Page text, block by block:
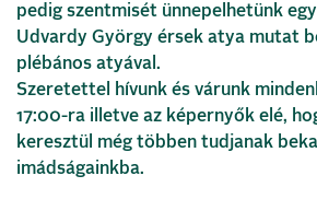
pedig szentmisét ünnepelhetünk
Udvardy György érsek atya mutat
plébános atyával.
Szeretettel hívunk és várunk
17:00-ra illetve az képernyők elé,
keresztül még többen tudjanak
imádságainkba.